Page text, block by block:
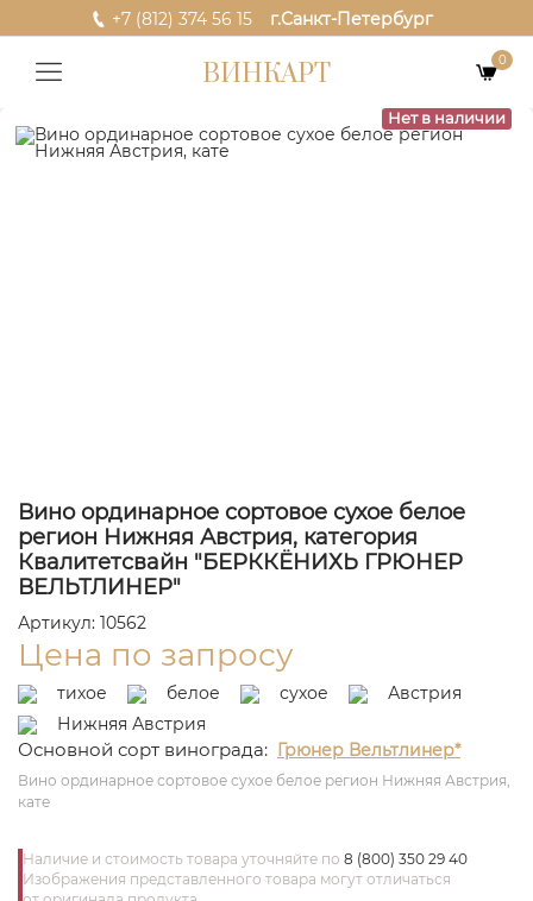
+7 (812) 374 56 15 г.Санкт-Петербург
ВИНКАРТ 0
Нет в наличии
Вино ординарное сортовое сухое белое
регион Нижняя Австрия, категория
Квалитетсвайн "БЕРККЁНИХЬ ГРЮНЕР
ВЕЛЬТЛИНЕР"
Артикул: 10562
Цена по запросу
тихое белое сухое
Австрия
Нижняя Австрия
Основной сорт винограда: Грюнер Вельтлинер*
Вино ординарное сортовое сухое белое регион Нижняя Австрия,
кате
Наличие и стоимость товара уточняйте по 8 (800) 350 29 40
Изображения представленного товара могут отличаться